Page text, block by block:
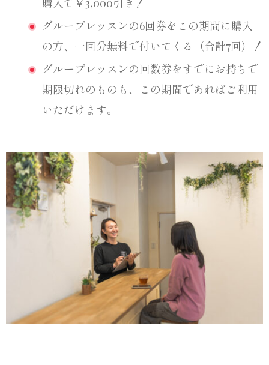
購入で￥3,000引き！
グループレッスンの6回券をこの期間に購入
の方、一回分無料で付いてくる（合計7回）！
グループレッスンの回数券をすでにお持ちで
期限切れのものも、この期間であればご利用
いただけます。